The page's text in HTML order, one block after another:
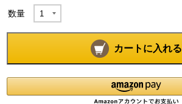
数量
カートに入れる